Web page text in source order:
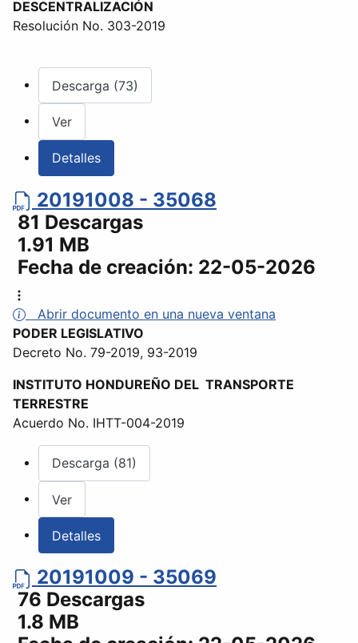
DESCENTRALIZACIÓN
Resolución No. 303-2019
Descarga (73)
Ver
Detalles
20191008 - 35068
81 Descargas
1.91 MB
Fecha de creación: 22-05-2026
Abrir documento en una nueva ventana
PODER LEGISLATIVO
Decreto No. 79-2019, 93-2019
INSTITUTO HONDUREÑO DEL TRANSPORTE
TERRESTRE
Acuerdo No. IHTT-004-2019
Descarga (81)
Ver
Detalles
20191009 - 35069
76 Descargas
1.8 MB